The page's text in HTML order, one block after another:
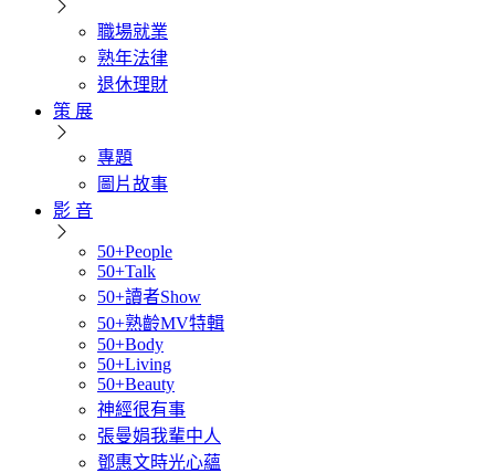
職場就業
熟年法律
退休理財
策 展
專題
圖片故事
影 音
50+People
50+Talk
50+讀者Show
50+熟齡MV特輯
50+Body
50+Living
50+Beauty
神經很有事
張曼娟我輩中人
鄧惠文時光心蘊